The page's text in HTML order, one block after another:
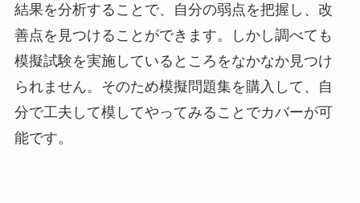
結果を分析することで、自分の弱点を把握し、改
善点を見つけることができます。しかし調べても
模擬試験を実施しているところをなかなか見つけ
られません。そのため模擬問題集を購入して、自
分で工夫して模してやってみることでカバーが可
能です。